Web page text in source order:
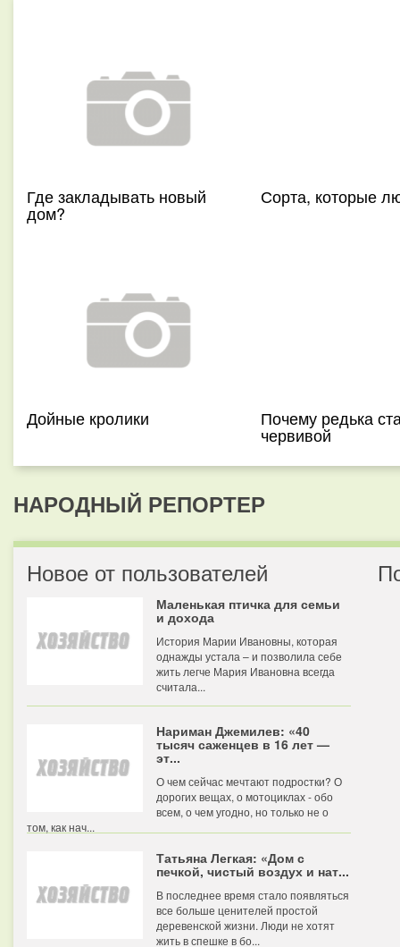
Где закладывать новый
дом?
Сорта, которые
Дойные кролики Почему редька
червивой
НАРОДНЫЙ РЕПОРТЕР
Новое от пользователей
Маленькая птичка для семьи
и дохода
История Марии Ивановны, которая
однажды устала – и позволила себе
жить легче Мария Ивановна всегда
считала...
Нариман Джемилев: «40
тысяч саженцев в 16 лет —
эт...
О чем сейчас мечтают подростки? О
дорогих вещах, о мотоциклах - обо
всем, о чем угодно, но только не о
том, как нач...
Татьяна Легкая: «Дом с
печкой, чистый воздух и нат...
В последнее время стало появляться
все больше ценителей простой
деревенской жизни. Люди не хотят
жить в спешке в бо...